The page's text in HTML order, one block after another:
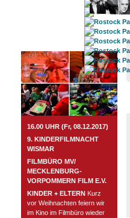
ROSTOCK TAGESTIPP
16.00 UHR (Fr, 08.12.2017)
9. KINDERFILMNACHT
WISMAR
FILMBÜRO MV/
MECKLENBURG-
VORPOMMERN FILM E.V.
KINDER + ELTERN Kurz
vor Weihnachten feiern wir
im Kino im Filmbüro wieder